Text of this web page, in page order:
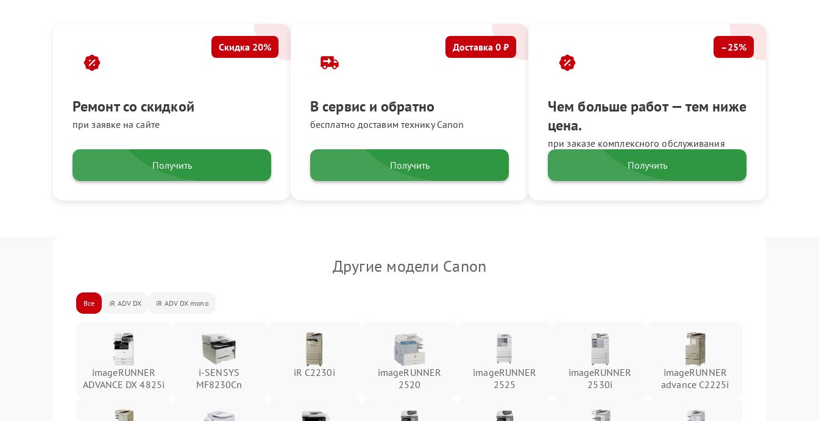
Ремонт со скидкой
при заявке на сайте
Скидка 20%
Получить
В сервис и обратно
бесплатно доставим технику Canon
Доставка 0 ₽
Получить
Чем больше работ — тем ниже
цена.
при заказе комплексного обслуживания
–25%
Получить
Другие модели Canon
Все iR ADV DX iR ADV DX mono
imageRUNNER
ADVANCE DX 4825i
i-SENSYS
MF8230Cn
iR C2230i
imageRUNNER
2520
imageRUNNER
2525
imageRUNNER
2530i
imageRUNNER
advance C2225i